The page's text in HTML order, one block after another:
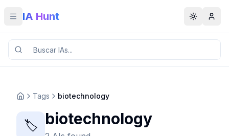
Toggle menu
IA Hunt Toggle
Tags biotechnology
🏷️ biotechnology